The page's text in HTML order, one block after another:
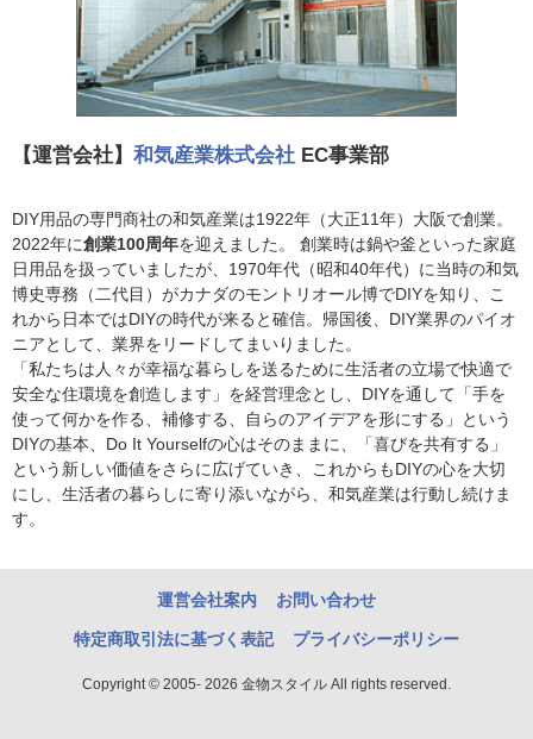
【運営会社】 和気産業株式会社 EC事業部
DIY用品の専門商社の和気産業は1922年（大正11年）大阪で創業。
2022年に創業100周年を迎えました。 創業時は鍋や釜といった家庭
日用品を扱っていましたが、1970年代（昭和40年代）に当時の和気
博史専務（二代目）がカナダのモントリオール博でDIYを知り、こ
れから日本ではDIYの時代が来ると確信。帰国後、DIY業界のパイオ
ニアとして、業界をリードしてまいりました。
「私たちは人々が幸福な暮らしを送るために生活者の立場で快適で
安全な住環境を創造します」を経営理念とし、DIYを通して「手を
使って何かを作る、補修する、自らのアイデアを形にする」という
DIYの基本、Do It Yourselfの心はそのままに、「喜びを共有する」
という新しい価値をさらに広げていき、これからもDIYの心を大切
にし、生活者の暮らしに寄り添いながら、和気産業は行動し続けま
す。
運営会社案内 お問い合わせ
特定商取引法に基づく表記 プライバシーポリシー
Copyright © 2005- 2026 金物スタイル All rights reserved.